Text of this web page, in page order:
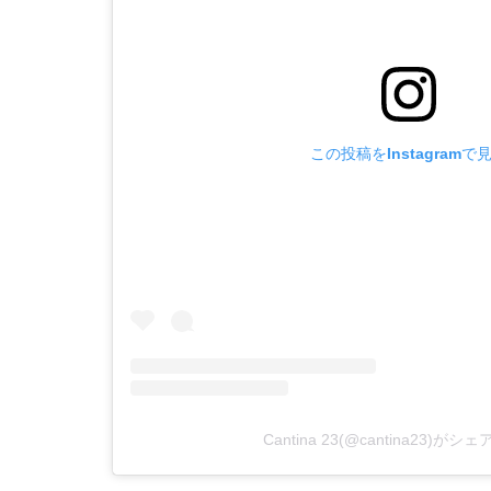
この投稿をInstagramで
Cantina 23(@cantina23)がシェ